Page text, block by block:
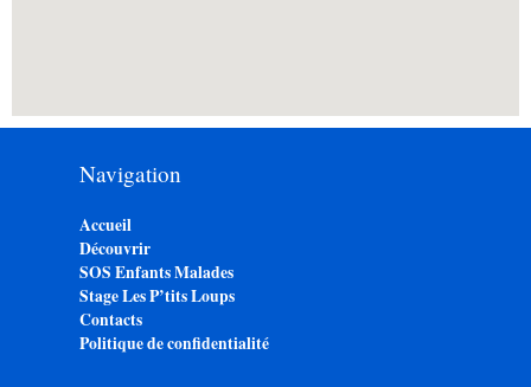
Navigation
Accueil
Découvrir
SOS Enfants Malades
Stage Les P’tits Loups
Contacts
Politique de confidentialité